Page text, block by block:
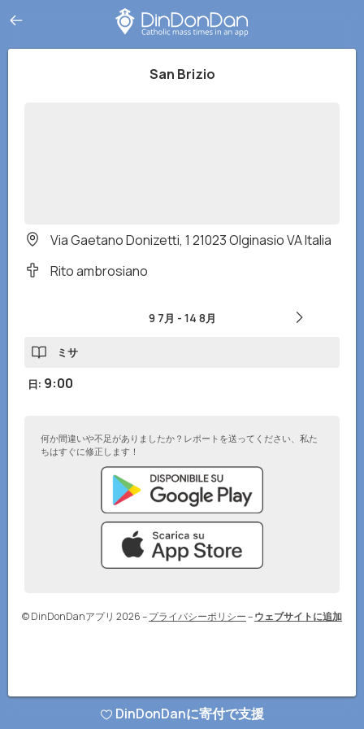
San Brizio
Via Gaetano Donizetti, 1 21023 Olginasio VA Italia
Rito ambrosiano
9 7月 - 14 8月
ミサ
日: 9:00
何か間違いや不足がありましたか？レポートを送ってください、私た
ちはすぐに修正します！
© DinDonDanアプリ 2026–プライバシーポリシー–ウェブサイトに追加
DinDonDanに寄付で支援